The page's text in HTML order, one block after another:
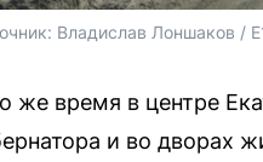
Владислав Лоншаков /
же время в центре
и во дворах